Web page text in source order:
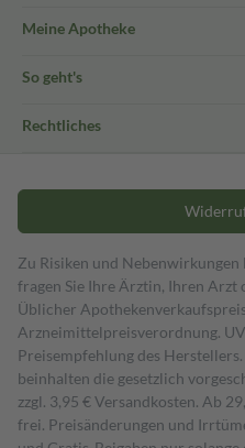
Meine Apotheke
So geht's
Rechtliches
Zu Risiken und Nebenwirkungen
fragen Sie Ihre Ärztin, Ihren Arzt
Üblicher
Arzneimittelpreisverordnung.
Preisempfehlung des
beinhalten die gesetzlich
zzgl. 3,95 € Versandkosten. Ab
frei. Preisänderungen und